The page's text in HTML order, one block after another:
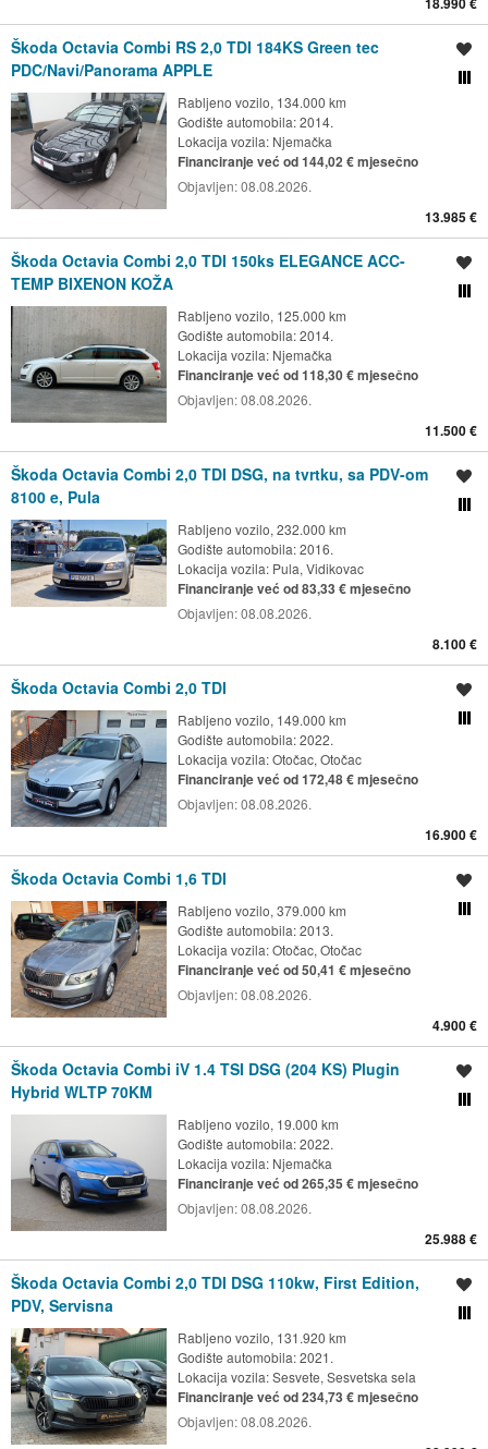
Škoda Octavia Combi RS 2,0 TDI 184KS Green tec
PDC/Navi/Panorama APPLE
Rabljeno vozilo, 134.000 km
Godište automobila: 2014.
Lokacija vozila: Njemačka
Financiranje već od 144,02 € mjesečno
Objavljen:08.08.2026.
13.985 €
Škoda Octavia Combi 2,0 TDI 150ks ELEGANCE ACC-
TEMP BIXENON KOŽA
Rabljeno vozilo, 125.000 km
Godište automobila: 2014.
Lokacija vozila: Njemačka
Financiranje već od 118,30 € mjesečno
Objavljen:08.08.2026.
11.500 €
Škoda Octavia Combi 2,0 TDI DSG, na tvrtku, sa PDV-om
8100 e, Pula
Rabljeno vozilo, 232.000 km
Godište automobila: 2016.
Lokacija vozila: Pula, Vidikovac
Financiranje već od 83,33 € mjesečno
Objavljen:08.08.2026.
8.100 €
Škoda Octavia Combi 2,0 TDI
Rabljeno vozilo, 149.000 km
Godište automobila: 2022.
Lokacija vozila:Otočac, Otočac
Financiranje već od 172,48 € mjesečno
Objavljen:08.08.2026.
16.900 €
Škoda Octavia Combi 1,6 TDI
Rabljeno vozilo, 379.000 km
Godište automobila: 2013.
Lokacija vozila:Otočac, Otočac
Financiranje već od 50,41 € mjesečno
Objavljen:08.08.2026.
4.900 €
Škoda Octavia Combi iV 1.4 TSI DSG (204 KS) Plugin
Hybrid WLTP 70KM
Rabljeno vozilo, 19.000 km
Godište automobila: 2022.
Lokacija vozila: Njemačka
Financiranje već od 265,35 € mjesečno
Objavljen:08.08.2026.
25.988 €
Škoda Octavia Combi 2,0 TDI DSG 110kw, First Edition,
PDV, Servisna
Rabljeno vozilo, 131.920 km
Godište automobila: 2021.
Lokacija vozila:Sesvete, Sesvetska sela
Financiranje već od 234,73 € mjesečno
Objavljen:08.08.2026.